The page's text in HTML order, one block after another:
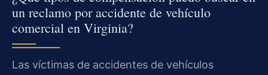
un reclamo por accidente de vehículo
comercial en Virginia?
Las víctimas de accidentes de vehículos